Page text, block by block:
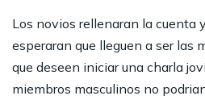
Los novios rellenaran la cuenta
esperaran que lleguen a ser las
que deseen iniciar una charla
miembros masculinos no